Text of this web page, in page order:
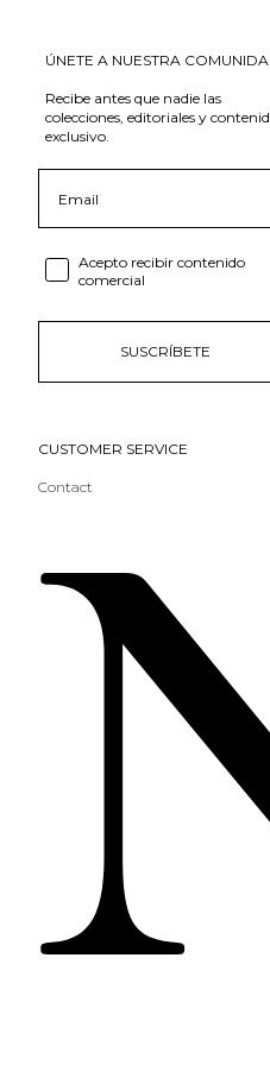
ÚNETE A NUESTRA
Recibe antes que nadie las
colecciones, editoriales y
exclusivo.
Consent email
Acepto recibir contenido
comercial
SUSCRÍBETE
CUSTOMER SERVICE
Contact